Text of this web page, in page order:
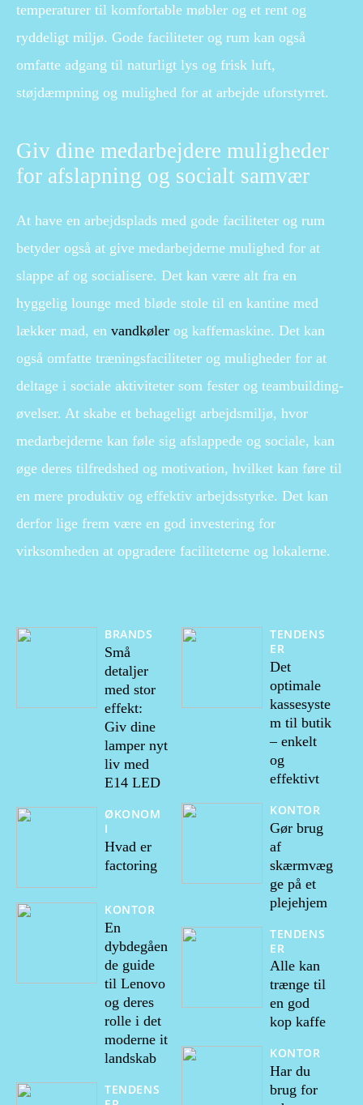
temperaturer til komfortable møbler og et rent og
ryddeligt miljø. Gode faciliteter og rum kan også
omfatte adgang til naturligt lys og frisk luft,
støjdæmpning og mulighed for at arbejde uforstyrret.
Giv dine medarbejdere muligheder
for afslapning og socialt samvær
At have en arbejdsplads med gode faciliteter og rum
betyder også at give medarbejderne mulighed for at
slappe af og socialisere. Det kan være alt fra en
hyggelig lounge med bløde stole til en kantine med
lækker mad, en vandkøler og kaffemaskine. Det kan
også omfatte træningsfaciliteter og muligheder for at
deltage i sociale aktiviteter som fester og teambuilding-
øvelser. At skabe et behageligt arbejdsmiljø, hvor
medarbejderne kan føle sig afslappede og sociale, kan
øge deres tilfredshed og motivation, hvilket kan føre til
en mere produktiv og effektiv arbejdsstyrke. Det kan
derfor lige frem være en god investering for
virksomheden at opgradere faciliteterne og lokalerne.
BRANDS
Små
detaljer
med stor
effekt:
Giv dine
lamper nyt
liv med
E14 LED
ØKONOM
I
Hvad er
factoring
KONTOR
En
dybdegåen
de guide
til Lenovo
og deres
rolle i det
moderne it
landskab
TENDENS
TENDENS
ER
Det
optimale
kassesyste
m til butik
– enkelt
og
effektivt
KONTOR
Gør brug
af
skærmvæg
ge på et
plejehjem
TENDENS
ER
Alle kan
trænge til
en god
kop kaffe
KONTOR
Har du
brug for